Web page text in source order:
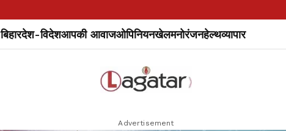
बिहारदेश-विदेशआपकी आवाजओपिनियनखेलमनोरंजनहेल्थव्यापार
Advertisement